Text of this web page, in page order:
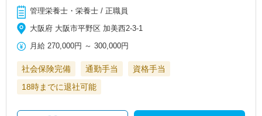
管理栄養士・栄養士 / 正職員
大阪府 大阪市平野区 加美西2-3-1
月給 270,000円 ～300,000円
社会保険完備 通勤手当
資格手当
18時までに退社可能